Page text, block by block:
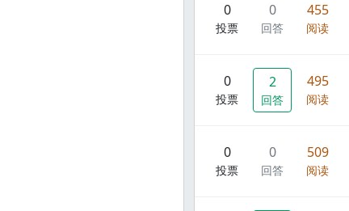
0
投票
0
回答
455
阅读
0
投票
2
回答
495
阅读
0
投票
0
回答
509
阅读